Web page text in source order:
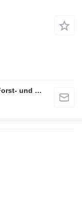
Seippel Landmaschinen GmbH Land-, Forst- und Gartentechnik